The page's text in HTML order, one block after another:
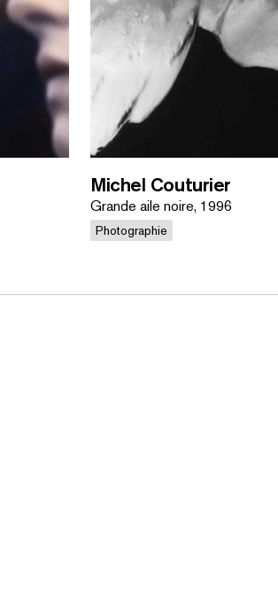
Michel Couturier
Grande aile noire, 1996
Photographie